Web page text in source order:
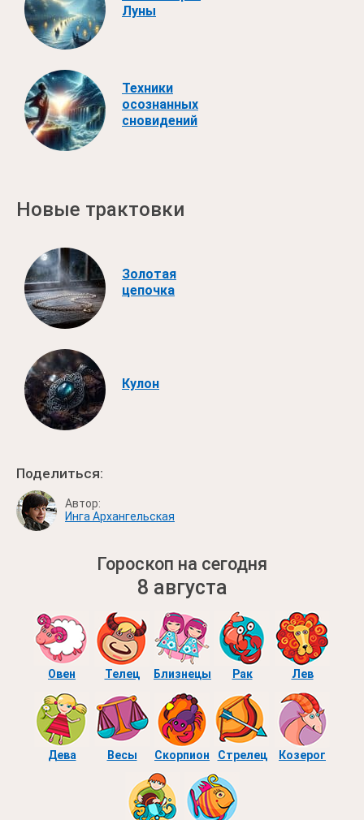
Луны
Техники
осознанных
сновидений
Новые трактовки
Золотая
цепочка
Кулон
Поделиться:
Автор:
Инга Архангельская
Гороскоп на сегодня
8 августа
Овен Телец Близнецы Рак Лев
Дева Весы Скорпион Стрелец Козерог